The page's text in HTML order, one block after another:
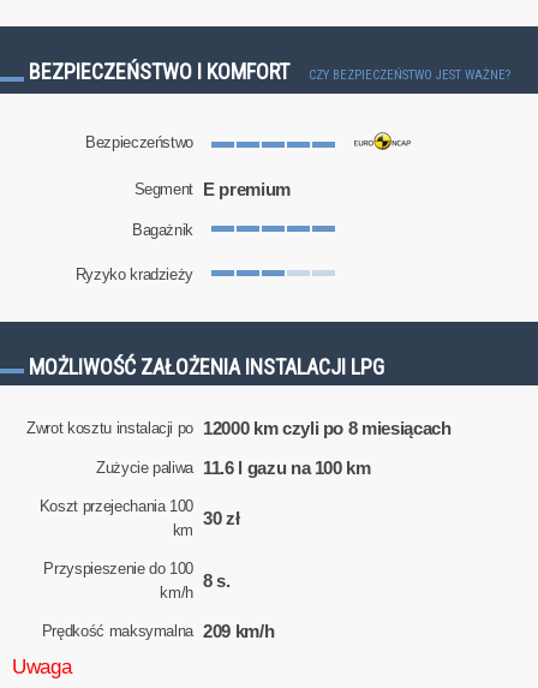
BEZPIECZEŃSTWO I KOMFORT CZY BEZPIECZEŃSTWO JEST WAŻNE?
Bezpieczeństwo
Segment E premium
Bagażnik
Ryzyko kradzieży
MOŻLIWOŚĆ ZAŁOŻENIA INSTALACJI LPG
Zwrot kosztu instalacji po 12000 km czyli po 8 miesiącach
Zużycie paliwa 11.6 l gazu na 100 km
Koszt przejechania 100
km
30 zł
Przyspieszenie do 100
km/h
8 s.
Prędkość maksymalna 209 km/h
Uwaga